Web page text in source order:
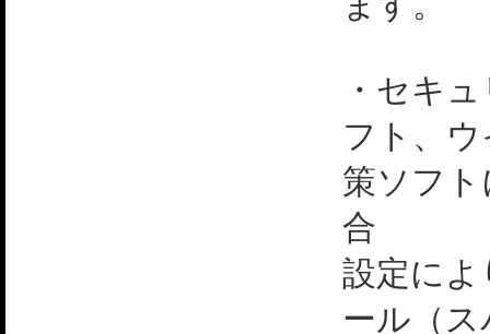
・セキ
フト、
策ソフ
合
設定に
ール（